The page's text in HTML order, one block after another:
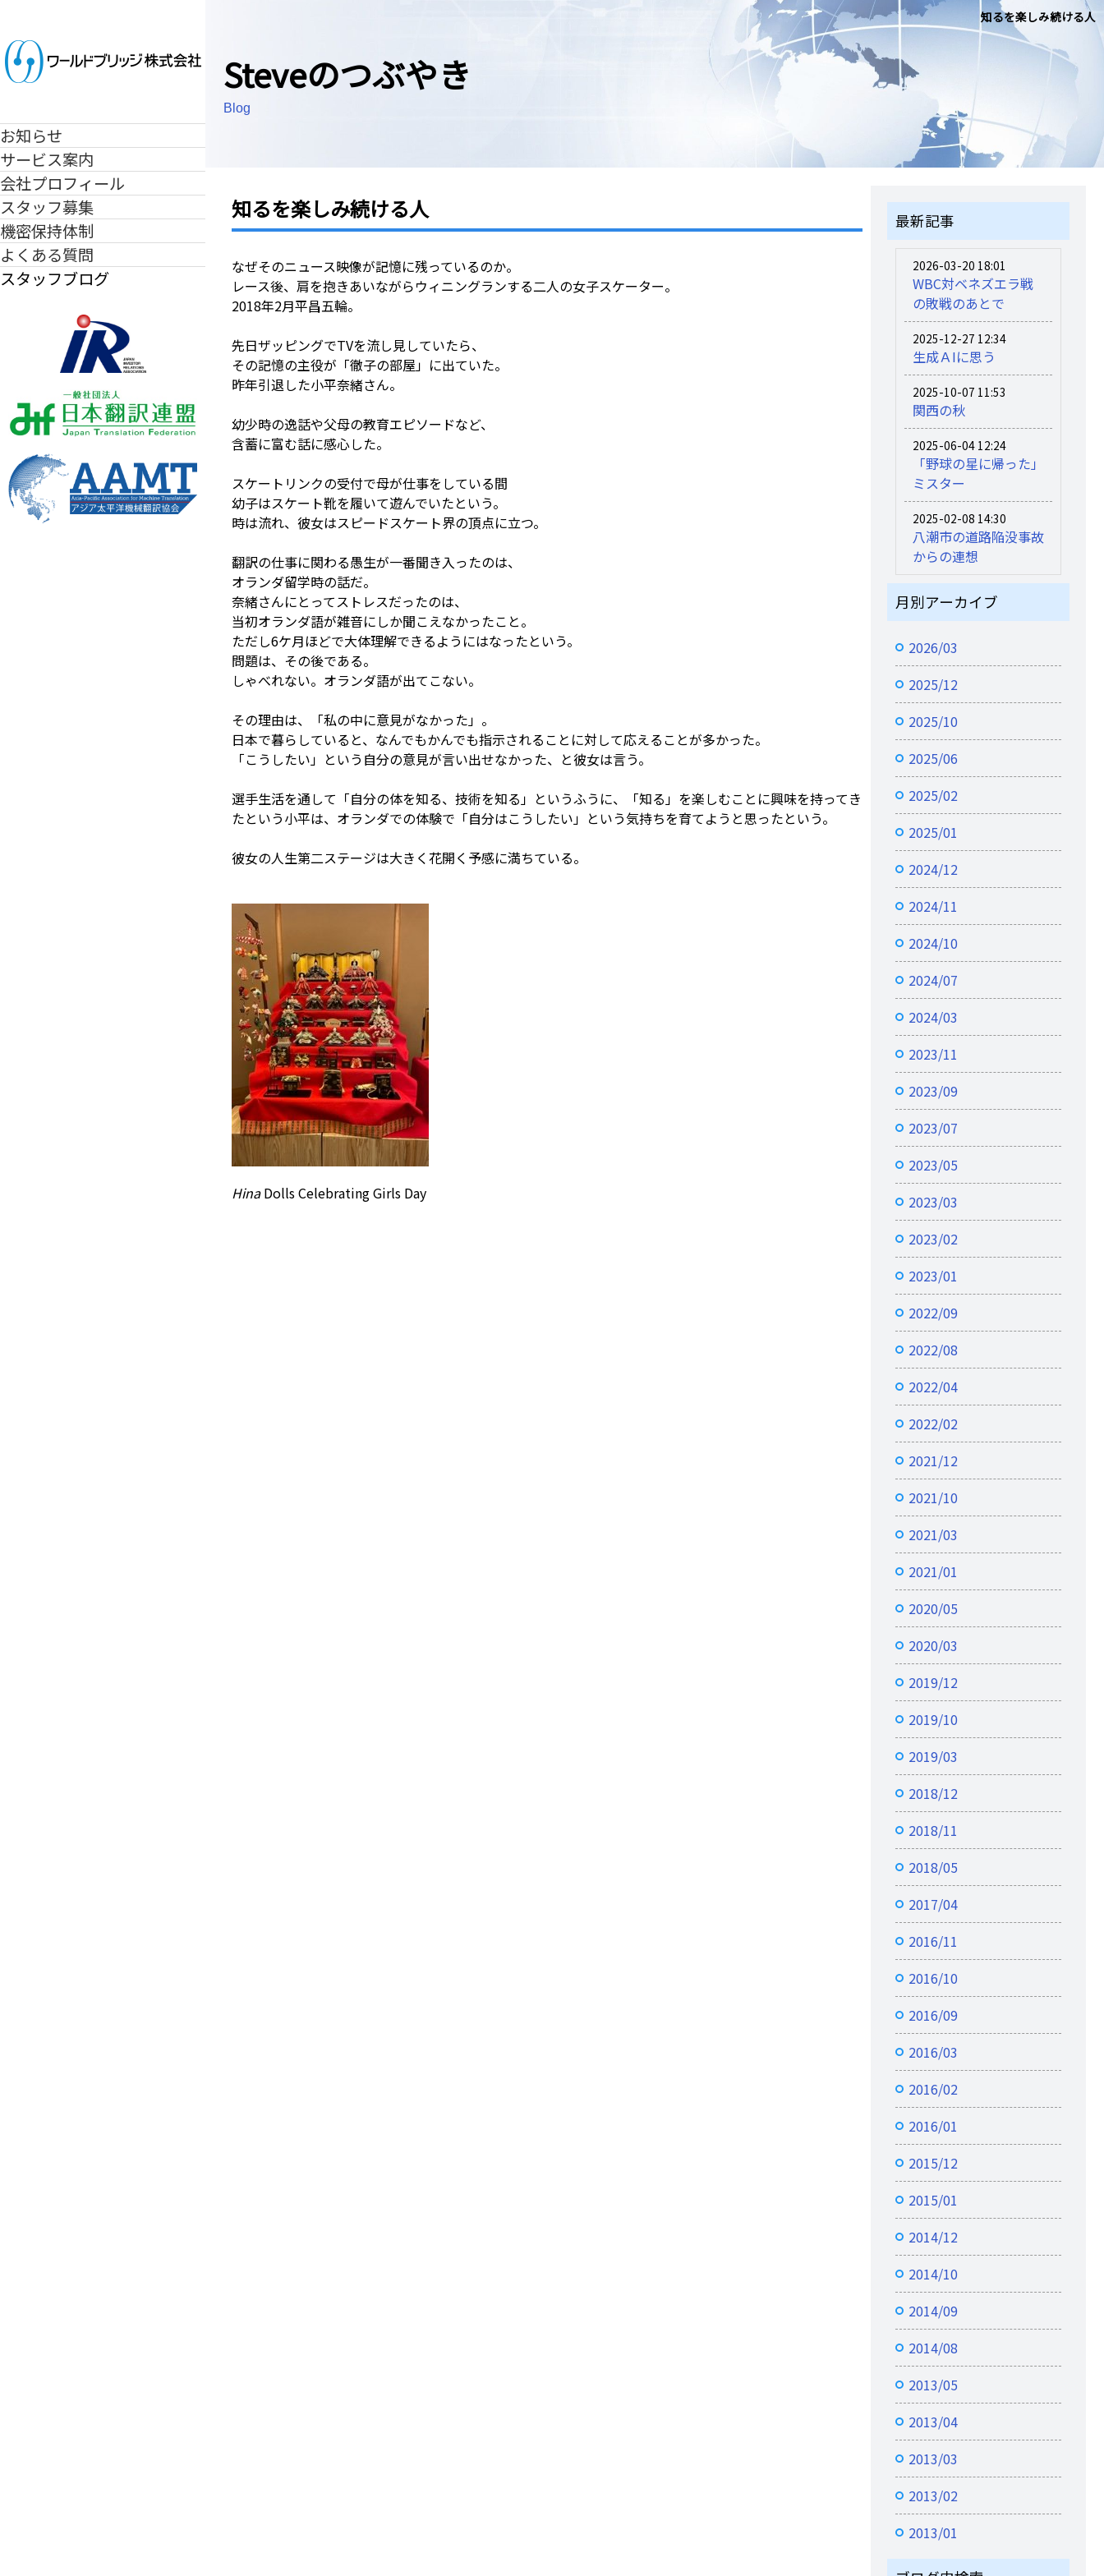
知るを楽しみ続ける人
お知らせ
サービス案内
翻訳
翻訳ワークフローについて
通訳
文字起こし
会社プロフィール
スタッフ募集
機密保持体制
よくある質問
スタッフブログ
Steveのつぶやき
Steveのつぶやき
Blog
知るを楽しみ続ける人
なぜそのニュース映像が記憶に残っているのか。
レース後、肩を抱きあいながらウィニングランする二人の女子スケーター。
2018年2月平昌五輪。
先日ザッピングでTVを流し見していたら、
その記憶の主役が「徹子の部屋」に出ていた。
昨年引退した小平奈緒さん。
幼少時の逸話や父母の教育エピソードなど、
含蓄に富む話に感心した。
スケートリンクの受付で母が仕事をしている間
幼子はスケート靴を履いて遊んでいたという。
時は流れ、彼女はスピードスケート界の頂点に立つ。
翻訳の仕事に関わる愚生が一番聞き入ったのは、
オランダ留学時の話だ。
奈緒さんにとってストレスだったのは、
当初オランダ語が雑音にしか聞こえなかったこと。
ただし6ケ月ほどで大体理解できるようにはなったという。
問題は、その後である。
しゃべれない。オランダ語が出てこない。
その理由は、「私の中に意見がなかった」。
日本で暮らしていると、なんでもかんでも指示されることに対して応えることが多かった。
「こうしたい」という自分の意見が言い出せなかった、と彼女は言う。
選手生活を通して「自分の体を知る、技術を知る」というふうに、「知る」を楽しむことに興味を持ってき
たという小平は、オランダでの体験で「自分はこうしたい」という気持ちを育てようと思ったという。
彼女の人生第二ステージは大きく花開く予感に満ちている。
HinaDolls Celebrating Girls Day
最新記事
2026-03-20 18:01
WBC対ベネズエラ戦
の敗戦のあとで
2025-12-27 12:34
生成ＡIに思う
2025-10-07 11:53
関西の秋
2025-06-04 12:24
「野球の星に帰った」
ミスター
2025-02-08 14:30
八潮市の道路陥没事故
からの連想
月別アーカイブ
2026/03
2025/12
2025/10
2025/06
2025/02
2025/01
2024/12
2024/11
2024/10
2024/07
2024/03
2023/11
2023/09
2023/07
2023/05
2023/03
2023/02
2023/01
2022/09
2022/08
2022/04
2022/02
2021/12
2021/10
2021/03
2021/01
2020/05
2020/03
2019/12
2019/10
2019/03
2018/12
2018/11
2018/05
2017/04
2016/11
2016/10
2016/09
2016/03
2016/02
2016/01
2015/12
2015/01
2014/12
2014/10
2014/09
2014/08
2013/05
2013/04
2013/03
2013/02
2013/01